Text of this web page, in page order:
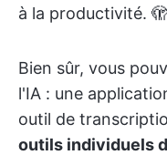
à la productivité. 🫣
Bien sûr, vous
l'IA : une
outil de
outils individuels